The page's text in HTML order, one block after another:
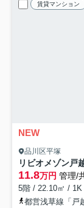
賃貸マンション
NEW
品川区平塚
11.8万円 管理/
5階 / 22.10㎡ / 1K
都営浅草線「戸